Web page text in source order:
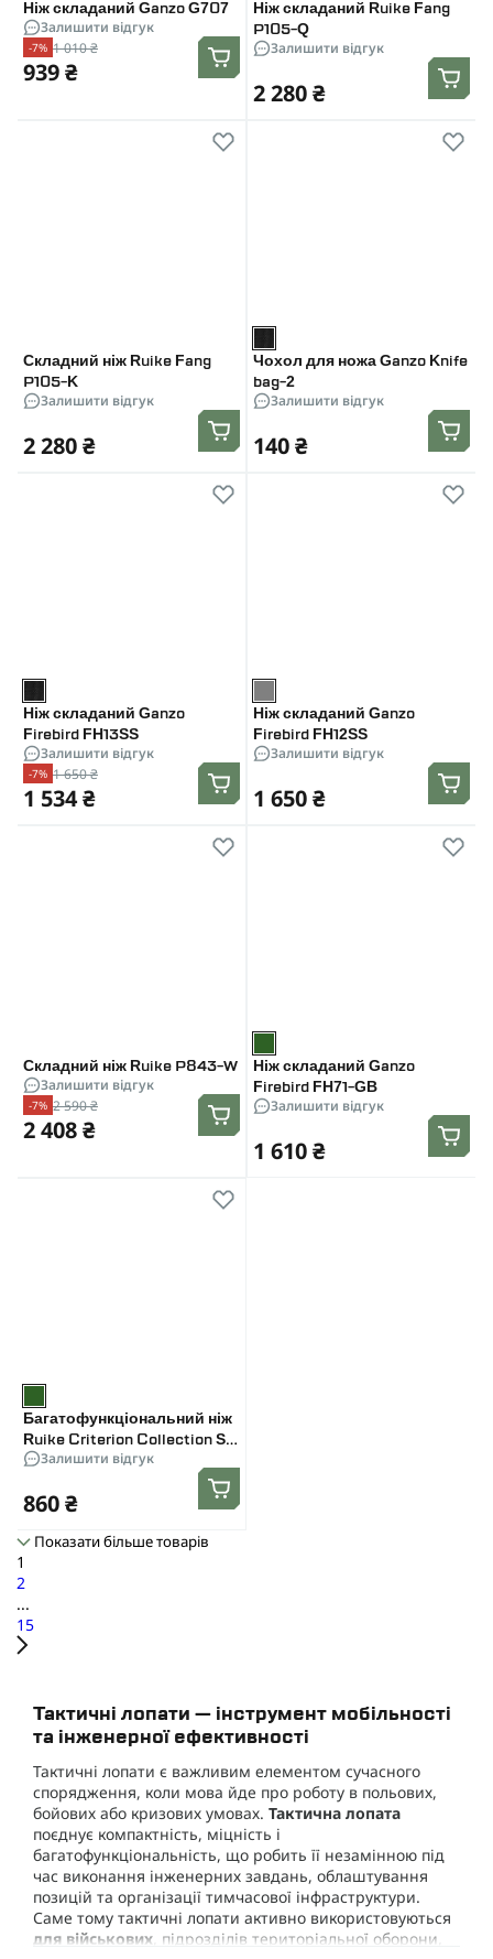
Ніж складаний Ganzo G707
Залишити відгук
-7% 1 010 ₴
939 ₴
Ніж складаний Ruike Fang
P105-Q
Залишити відгук
2 280 ₴
Складний ніж Ruike Fang
P105-K
Залишити відгук
2 280 ₴
Чохол для ножа Ganzo Knife
bag-2
Залишити відгук
140 ₴
Ніж складаний Ganzo
Firebird FH13SS
Залишити відгук
-7% 1 650 ₴
1 534 ₴
Ніж складаний Ganzo
Firebird FH12SS
Залишити відгук
1 650 ₴
Складний ніж Ruike P843-W
Залишити відгук
-7% 2 590 ₴
2 408 ₴
Ніж складаний Ganzo
Firebird FH71-GB
Залишити відгук
1 610 ₴
Багатофункціональний ніж
Ruike Criterion Collection S11
зелений
Залишити відгук
860 ₴
Показати більше товарів
1
2
...
15
Тактичні лопати — інструмент мобільності
та інженерної ефективності
Тактичні лопати є важливим елементом сучасного
спорядження, коли мова йде про роботу в польових,
бойових або кризових умовах. Тактична лопата
поєднує компактність, міцність і
багатофункціональність, що робить її незамінною під
час виконання інженерних завдань, облаштування
позицій та організації тимчасової інфраструктури.
Саме тому тактичні лопати активно використовуються
для військових , підрозділів територіальної оборони,